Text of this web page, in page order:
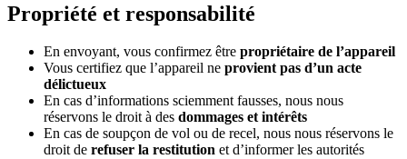
Propriété et responsabilité
En envoyant, vous confirmez être propriétaire de l’appareil
Vous certifiez que l’appareil ne provient pas d’un acte
délictueux
En cas d’informations sciemment fausses, nous nous
réservons le droit à des dommages et intérêts
En cas de soupçon de vol ou de recel, nous nous réservons le
droit de refuser la restitution et d’informer les autorités